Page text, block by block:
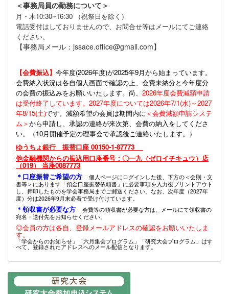
＜事務局員の勤務について＞
月・木10:30~16:30 （祝祭日を除く）
電話受付はしておりませんので、お問合せ等はメールにてご連絡
ください。
【事務局メール：jssace.office@gmail.com】
【会費振込】 今年度(2026年度)が2025年9月から始まっています。
会費納入状況は各自個人画面で確認の上、会費未納分と今年度分
の会費の振込みをお願いいたします。尚、 2026年度会費減額申請
は受付終了しています。2027年度については2026年7/1(水)～2027
年8/15(土)です。減額希望の会員は期間内に ＜会費減額申請システ
ム＞から申請し、承認の連絡が来次第、会費の納入をしてくださ
い。（10月開催予定の理事会で承認後ご連絡いたします。）
ゆうちょ銀行 振替口座 00150-1-87773
他金融機関からの振込用口座番号：〇一九（ゼロイチキュウ）店
（019） 当座0087773
＊口座振替ご希望の方
個人ページにログインした後、下方の＜会則・文
書等＞にあります「預金口座振替依頼書」に必要事項を入力後プリントアウト
し、押印したものを学会事務局までご郵送ください。なお、次年度（2027年
度）分は2026年9月末必着で受け付けています。
＊領収書が必要な方
会費等の領収書が必要な方は、メールにて領収書の
宛名・送付先をお知らせください。
◎会員の方は各自、登録メールアドレスの確認をお願いいたしま
す。
「学会からのお知らせ」「六月集会プログラム」「研究大会プログラム」はす
べて、登録されたアドレスへのメール配信となります。